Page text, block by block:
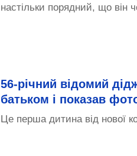
настільки порядний, що він
56-річний відомий
батьком і показав
Це перша дитина від нової